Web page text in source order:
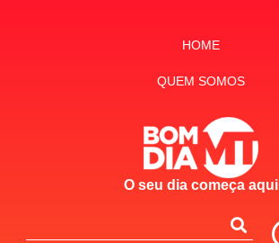
HOME
QUEM SOMOS
O seu dia começa aqui